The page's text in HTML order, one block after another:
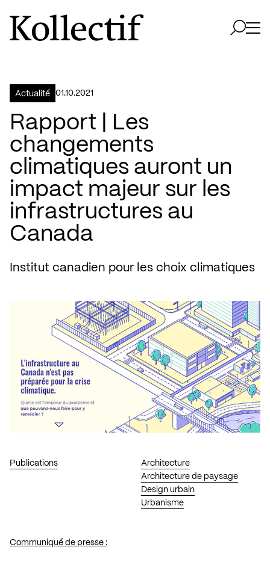
Aller à la page d'accueil
Logo Kollectif
Actualité 01.10.2021
Rapport | Les
changements
climatiques auront un
impact majeur sur les
infrastructures au
Canada
Institut canadien pour les choix climatiques
Publications
Architecture
Architecture de paysage
Design urbain
Urbanisme
Communiqué de presse :